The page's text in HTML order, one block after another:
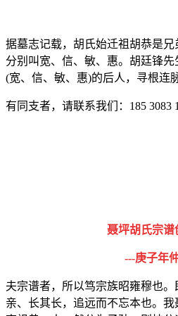
据墓志记载，胡氏始迁祖胡恭是
分别叫宽、信、敏、惠。胡廷锋
(宽、信、敏、惠)的后人，寻根连脉
有同支者，请联系我们：185 3083
聂坪胡氏宗谱
---庚子年
夫宗谱者，所以笃宗族昭雍穆也
亲、长其长，追远而不忘本也。